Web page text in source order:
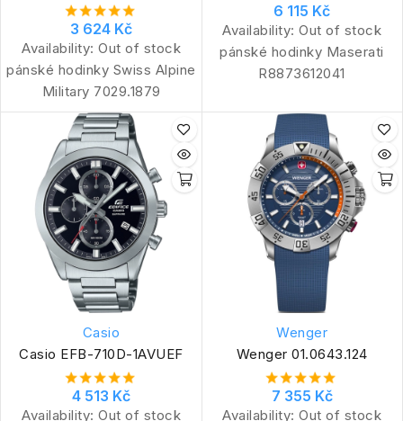
3 624 Kč
Availability: Out of stock
pánské hodinky Swiss Alpine
Military 7029.1879
6 115 Kč
Availability: Out of stock
pánské hodinky Maserati
R8873612041
Casio
Casio EFB-710D-1AVUEF
4 513 Kč
Availability: Out of stock
Wenger
Wenger 01.0643.124
7 355 Kč
Availability: Out of stock